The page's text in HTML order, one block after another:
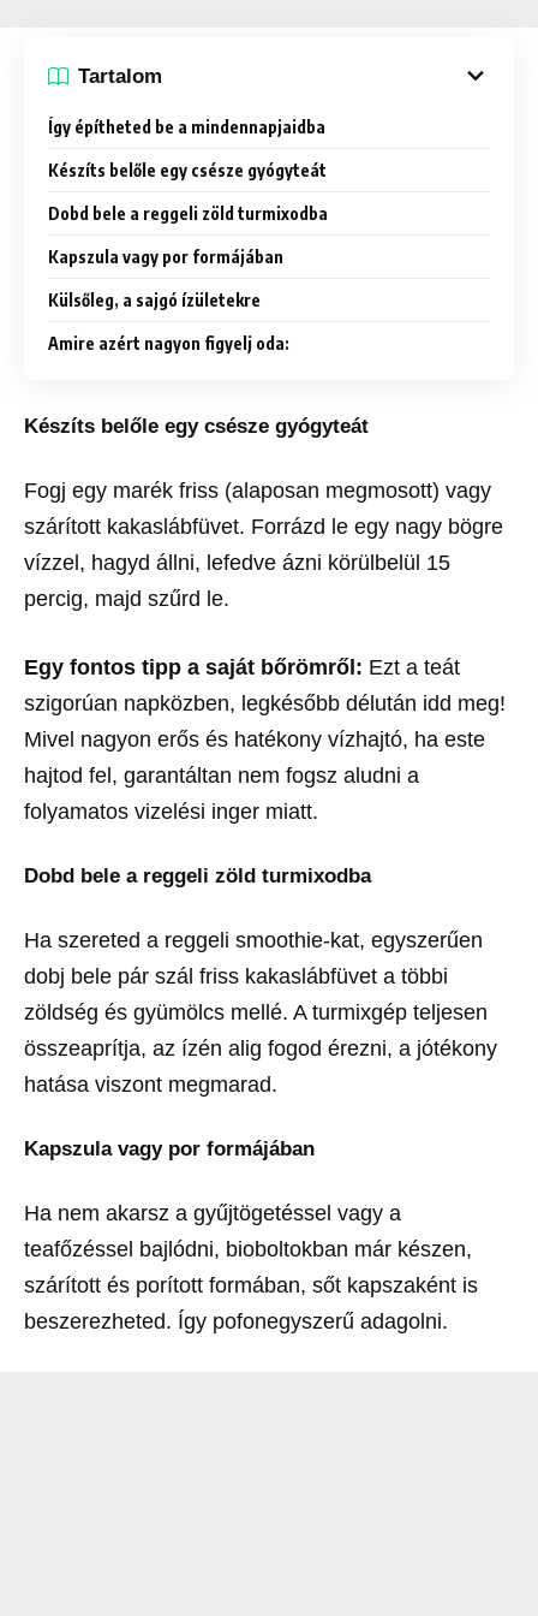
Tartalom
Így építheted be a mindennapjaidba
Készíts belőle egy csésze gyógyteát
Dobd bele a reggeli zöld turmixodba
Kapszula vagy por formájában
Külsőleg, a sajgó ízületekre
Amire azért nagyon figyelj oda:
Készíts belőle egy csésze gyógyteát
Fogj egy marék friss (alaposan megmosott) vagy
szárított kakaslábfüvet. Forrázd le egy nagy bögre
vízzel, hagyd állni, lefedve ázni körülbelül 15
percig, majd szűrd le.
Egy fontos tipp a saját bőrömről: Ezt a teát
szigorúan napközben, legkésőbb délután idd meg!
Mivel nagyon erős és hatékony vízhajtó, ha este
hajtod fel, garantáltan nem fogsz aludni a
folyamatos vizelési inger miatt.
Dobd bele a reggeli zöld turmixodba
Ha szereted a reggeli smoothie-kat, egyszerűen
dobj bele pár szál friss kakaslábfüvet a többi
zöldség és gyümölcs mellé. A turmixgép teljesen
összeaprítja, az ízén alig fogod érezni, a jótékony
hatása viszont megmarad.
Kapszula vagy por formájában
Ha nem akarsz a gyűjtögetéssel vagy a
teafőzéssel bajlódni, bioboltokban már készen,
szárított és porított formában, sőt kapszaként is
beszerezheted. Így pofonegyszerű adagolni.